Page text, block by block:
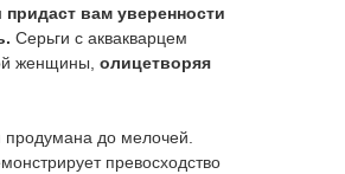
придаст вам уверенности
Серьги с аквакварцем
женщины, олицетворяя
продумана до мелочей.
превосходство